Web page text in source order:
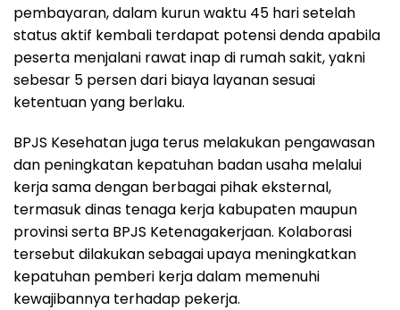
pembayaran, dalam kurun waktu 45 hari setelah
status aktif kembali terdapat potensi denda apabila
peserta menjalani rawat inap di rumah sakit, yakni
sebesar 5 persen dari biaya layanan sesuai
ketentuan yang berlaku.
BPJS Kesehatan juga terus melakukan pengawasan
dan peningkatan kepatuhan badan usaha melalui
kerja sama dengan berbagai pihak eksternal,
termasuk dinas tenaga kerja kabupaten maupun
provinsi serta BPJS Ketenagakerjaan. Kolaborasi
tersebut dilakukan sebagai upaya meningkatkan
kepatuhan pemberi kerja dalam memenuhi
kewajibannya terhadap pekerja.